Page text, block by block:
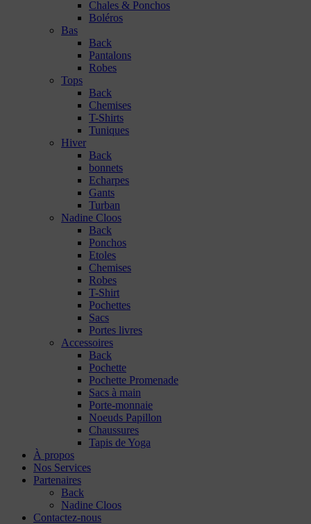
Chales & Ponchos
Boléros
Bas
Back
Pantalons
Robes
Tops
Back
Chemises
T-Shirts
Tuniques
Hiver
Back
bonnets
Echarpes
Gants
Turban
Nadine Cloos
Back
Ponchos
Etoles
Chemises
Robes
T-Shirt
Pochettes
Sacs
Portes livres
Accessoires
Back
Pochette
Pochette Promenade
Sacs à main
Porte-monnaie
Noeuds Papillon
Chaussures
Tapis de Yoga
À propos
Nos Services
Partenaires
Back
Nadine Cloos
Contactez-nous